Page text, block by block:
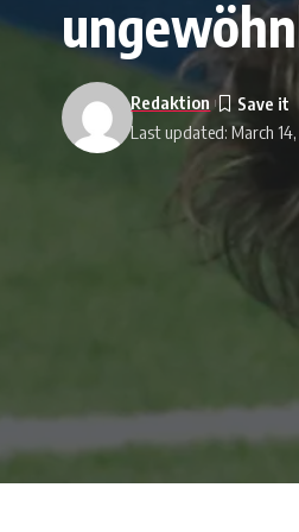
Last updated: March 14,
Redaktion